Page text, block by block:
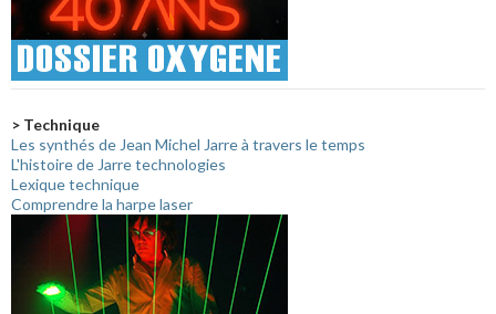
> Technique
Les synthés de Jean Michel Jarre à travers le temps
L'histoire de Jarre technologies
Lexique technique
Comprendre la harpe laser